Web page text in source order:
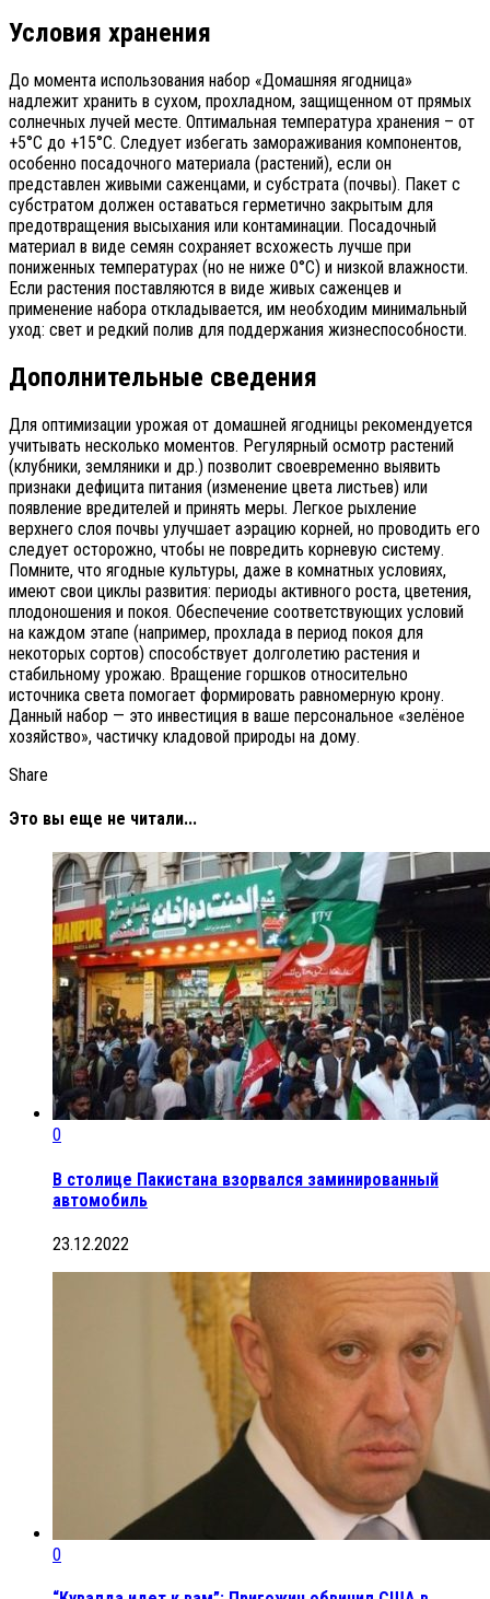
Условия хранения
До момента использования набор «Домашняя ягодница»
надлежит хранить в сухом, прохладном, защищенном от прямых
солнечных лучей месте. Оптимальная температура хранения – от
+5°C до +15°C. Следует избегать замораживания компонентов,
особенно посадочного материала (растений), если он
представлен живыми саженцами, и субстрата (почвы). Пакет с
субстратом должен оставаться герметично закрытым для
предотвращения высыхания или контаминации. Посадочный
материал в виде семян сохраняет всхожесть лучше при
пониженных температурах (но не ниже 0°C) и низкой влажности.
Если растения поставляются в виде живых саженцев и
применение набора откладывается, им необходим минимальный
уход: свет и редкий полив для поддержания жизнеспособности.
Дополнительные сведения
Для оптимизации урожая от домашней ягодницы рекомендуется
учитывать несколько моментов. Регулярный осмотр растений
(клубники, земляники и др.) позволит своевременно выявить
признаки дефицита питания (изменение цвета листьев) или
появление вредителей и принять меры. Легкое рыхление
верхнего слоя почвы улучшает аэрацию корней, но проводить его
следует осторожно, чтобы не повредить корневую систему.
Помните, что ягодные культуры, даже в комнатных условиях,
имеют свои циклы развития: периоды активного роста, цветения,
плодоношения и покоя. Обеспечение соответствующих условий
на каждом этапе (например, прохлада в период покоя для
некоторых сортов) способствует долголетию растения и
стабильному урожаю. Вращение горшков относительно
источника света помогает формировать равномерную крону.
Данный набор — это инвестиция в ваше персональное «зелёное
хозяйство», частичку кладовой природы на дому.
Share
Это вы еще не читали...
0
В столице Пакистана взорвался заминированный
автомобиль
23.12.2022
0